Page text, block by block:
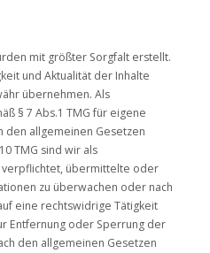
mit größter Sorgfalt erstellt.
und Aktualität der Inhalte
übernehmen. Als
§ 7 Abs.1 TMG für eigene
den allgemeinen Gesetzen
TMG sind wir als
übermittelte oder
zu überwachen oder nach
eine rechtswidrige Tätigkeit
Entfernung oder Sperrung der
den allgemeinen Gesetzen